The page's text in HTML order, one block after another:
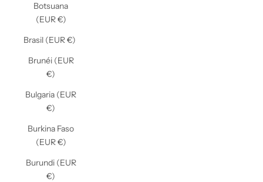
Botsuana
(EUR €)
Brasil (EUR €)
Brunéi (EUR
€)
Bulgaria (EUR
€)
Burkina Faso
(EUR €)
Burundi (EUR
€)